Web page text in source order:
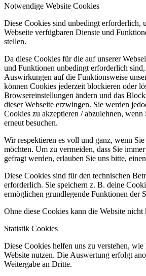
Notwendige Website Cookies
Diese Cookies sind unbedingt erforderlich,
Webseite verfügbaren Dienste und
stellen.
Da diese Cookies für die auf unserer
und Funktionen unbedingt erforderlich
Auswirkungen auf die Funktionsweise
können Cookies jederzeit blockieren oder
Browsereinstellungen ändern und das
dieser Webseite erzwingen. Sie werden
Cookies zu akzeptieren / abzulehnen, wenn
erneut besuchen.
Wir respektieren es voll und ganz, wenn
möchten. Um zu vermeiden, dass Sie
gefragt werden, erlauben Sie uns bitte,
Diese Cookies sind für den technischen
erforderlich. Sie speichern z. B. deine
ermöglichen grundlegende Funktionen der
Ohne diese Cookies kann die Website
Statistik Cookies
Diese Cookies helfen uns zu verstehen, wie
Website nutzen. Die Auswertung erfolgt
Weitergabe an Dritte.